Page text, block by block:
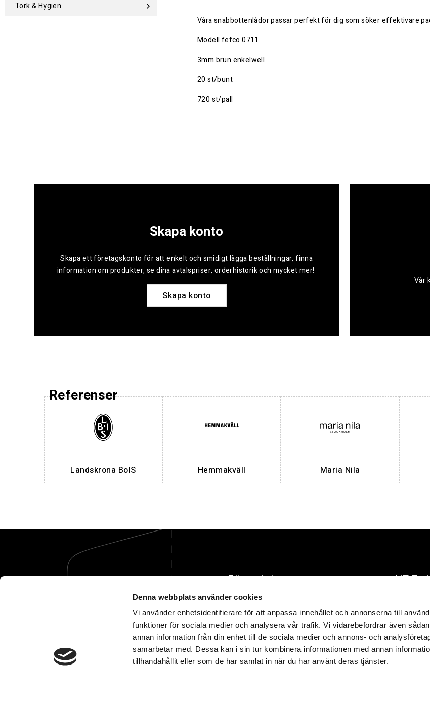
Denna webbplats använder cookies
Vi använder enhetsidentifierare för att anpassa innehållet och annonserna till
funktioner för sociala medier och analysera vår trafik. Vi vidarebefordrar även
annan information från din enhet till de sociala medier och annons- och
samarbetar med. Dessa kan i sin tur kombinera informationen med annan
tillhandahållit eller som de har samlat in när du har använt deras tjänster.
Tork & Hygien
Våra snabbottenlådor passar perfekt för dig som söker effektivare
Modell fefco 0711
3mm brun enkelwell
20 st/bunt
720 st/pall
Skapa konto
Skapa ett företagskonto för att enkelt och smidigt lägga beställningar, finna
information om produkter, se dina avtalspriser, orderhistorik och mycket mer!
Skapa konto
Vår
Referenser
Landskrona BoIS Hemmakväll Maria Nila
Förpackningar
Vi tar hand om ömtåliga och värdefulla
produkter
HT
E-post:
Telefon:
Adress: